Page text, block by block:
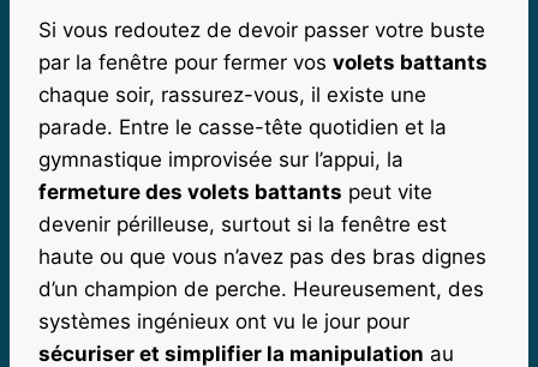
Si vous redoutez de devoir passer votre buste
par la fenêtre pour fermer vos volets battants
chaque soir, rassurez-vous, il existe une
parade. Entre le casse-tête quotidien et la
gymnastique improvisée sur l’appui, la
fermeture des volets battants peut vite
devenir périlleuse, surtout si la fenêtre est
haute ou que vous n’avez pas des bras dignes
d’un champion de perche. Heureusement, des
systèmes ingénieux ont vu le jour pour
sécuriser et simplifier la manipulation au